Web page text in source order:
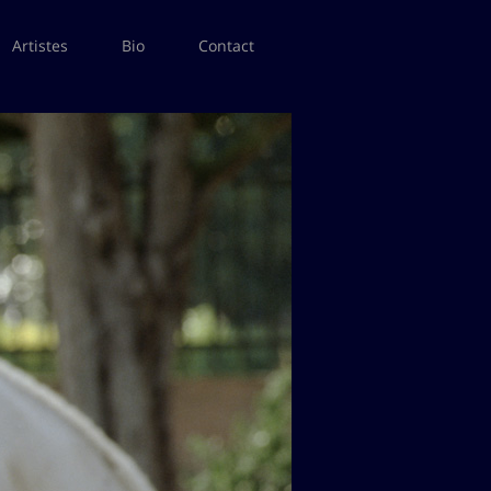
Artistes Bio Contact